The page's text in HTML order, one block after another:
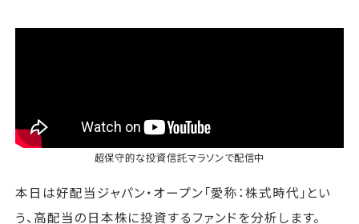
超保守的な投資信託マラソンで配信中
本日は好配当ジャパン・オープン「愛称：株式時代」とい
う、高配当の日本株に投資するファンドを分析します。